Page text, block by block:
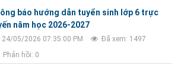
báo hướng dẫn tuyển sinh lớp 6 trực
năm học 2026-2027
24/05/2026 07:35:00 PM
Đã xem: 1497
Phản hồi: 0